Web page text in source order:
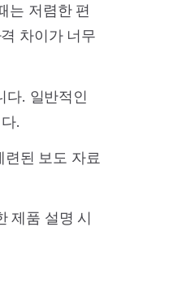
는 저렴한 편
차이가 너무
다. 일반적인
.
된 보도 자료
제품 설명 시